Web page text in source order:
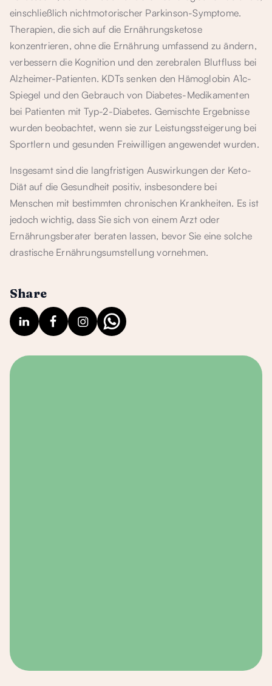
einschließlich nichtmotorischer Parkinson-Symptome.
Therapien, die sich auf die Ernährungsketose
konzentrieren, ohne die Ernährung umfassend zu ändern,
verbessern die Kognition und den zerebralen Blutfluss bei
Alzheimer-Patienten. KDTs senken den Hämoglobin A1c-
Spiegel und den Gebrauch von Diabetes-Medikamenten
bei Patienten mit Typ-2-Diabetes. Gemischte Ergebnisse
wurden beobachtet, wenn sie zur Leistungssteigerung bei
Sportlern und gesunden Freiwilligen angewendet wurden.
Insgesamt sind die langfristigen Auswirkungen der Keto-
Diät auf die Gesundheit positiv, insbesondere bei
Menschen mit bestimmten chronischen Krankheiten. Es ist
jedoch wichtig, dass Sie sich von einem Arzt oder
Ernährungsberater beraten lassen, bevor Sie eine solche
drastische Ernährungsumstellung vornehmen.
Share